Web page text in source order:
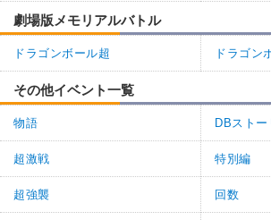
劇場版メモリアルバトル
ドラゴンボール超 ドラゴン
その他イベント一覧
物語 DBストー
超激戦 特別編
超強襲 回数